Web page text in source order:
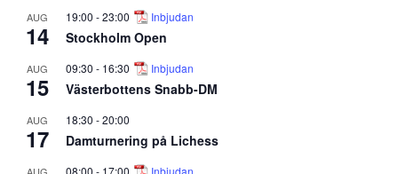
AUG
14
19:00 -23:00 Inbjudan
Stockholm Open
AUG
15
09:30 - 16:30 Inbjudan
Västerbottens Snabb-DM
AUG
17
18:30 -20:00
Damturnering på Lichess
08:00 - 17:00 Inbjudan